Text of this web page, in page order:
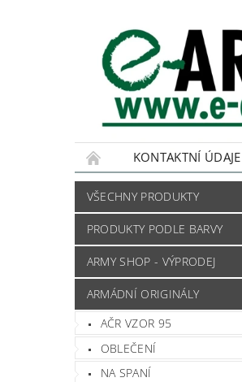
KONTAKTNÍ ÚDAJE
VŠECHNY PRODUKTY
PRODUKTY PODLE BARVY
ARMY SHOP - VÝPRODEJ
ARMÁDNÍ ORIGINÁLY
AČR VZOR 95
OBLEČENÍ
NA SPANÍ